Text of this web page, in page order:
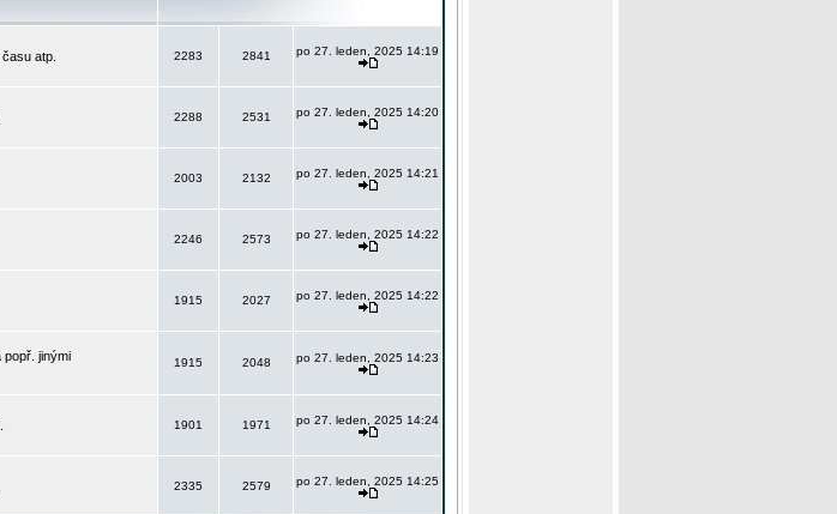
atp.
2283 2841 po 27. leden, 2025 14:19
2288 2531 po 27. leden, 2025 14:20
2003 2132 po 27. leden, 2025 14:21
2246 2573 po 27. leden, 2025 14:22
1915 2027 po 27. leden, 2025 14:22
jinými
1915 2048 po 27. leden, 2025 14:23
1901 1971 po 27. leden, 2025 14:24
2335 2579 po 27. leden, 2025 14:25